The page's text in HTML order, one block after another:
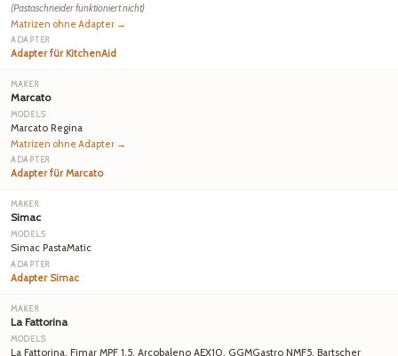
(Pastaschneider funktioniert nicht)
Matrizen ohne Adapter →
Adapter für KitchenAid
Marcato
Marcato Regina
Matrizen ohne Adapter →
Adapter für Marcato
Simac
Simac PastaMatic
Adapter Simac
La Fattorina
La Fattorina, Fimar MPF 1.5, Arcobaleno AEX10, GGMGastro NMF5, Bartscher